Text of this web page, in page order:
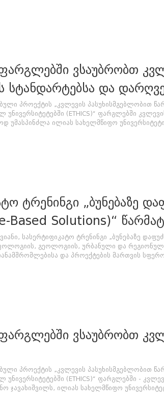
ვსაუბრობთ
სტანდარტებსა და
პროექტის „კვლევის პასუხისმგებლობით
(ETHICS)“ ფარგლებში
უმასპინძლა ილიას სახელმწიფო
ტრენინგი „ბუნებაზე
Based Solutions)“
სასერტიფიკატო ტრენინგი „ბუნებაზე
გეოლოგიის, ურბანული და რეგიონული
და პროექტების მართვის
ვსაუბრობთ
პროექტის „კვლევის პასუხისმგებლობით
(ETHICS)“ ფარგლებში -
ჯავახიშვილს, ილიას სახელმწიფო